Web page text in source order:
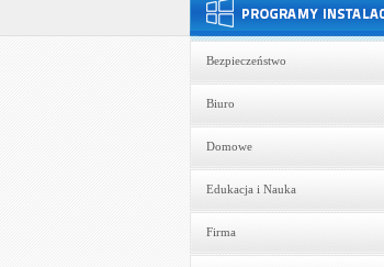
Bezpieczeństwo
Biuro
Domowe
Edukacja i Nauka
Firma